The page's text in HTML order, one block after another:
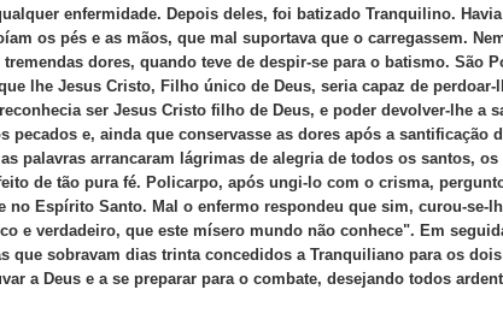
enfermidade. Depois deles, foi batizado Tranquilino.
os pés e as mãos, que mal suportava que o carregassem.
dores, quando teve de despir-se para o batismo. São
lhe Jesus Cristo, Filho único de Deus, seria capaz de
ser Jesus Cristo filho de Deus, e poder devolver-lhe a
pecados e, ainda que conservasse as dores após a santificação
palavras arrancaram lágrimas de alegria de todos os santos,
de tão pura fé. Policarpo, após ungi-lo com o crisma,
no Espírito Santo. Mal o enfermo respondeu que sim, curou-se-
e verdadeiro, que este mísero mundo não conhece". Em
que sobravam dias trinta concedidos a Tranquiliano para os
a Deus e a se preparar para o combate, desejando todos